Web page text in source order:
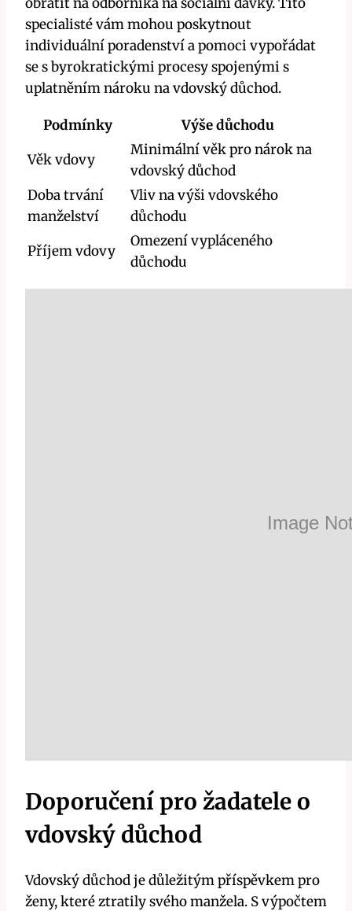
specialisté vám mohou poskytnout
individuální poradenství a pomoci vypořádat
se s byrokratickými procesy spojenými s
uplatněním nároku na vdovský důchod.
Podmínky
Výše důchodu
Věk vdovy
Minimální věk pro nárok na
vdovský důchod
Doba trvání
manželství
Vliv na výši vdovského
důchodu
Příjem vdovy
Omezení vypláceného
důchodu
Doporučení pro žadatele o
vdovský důchod
Vdovský důchod je důležitým příspěvkem pro
ženy, které ztratily svého manžela. S výpočtem